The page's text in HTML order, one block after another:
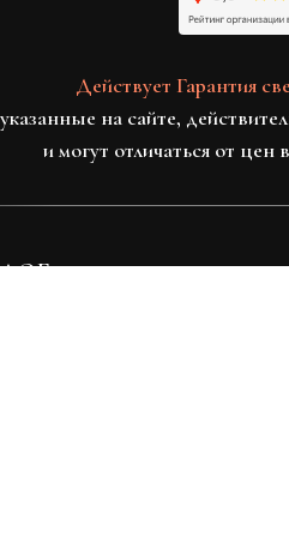
Действует Гарантия
на сайте,
и могут отличаться от цен